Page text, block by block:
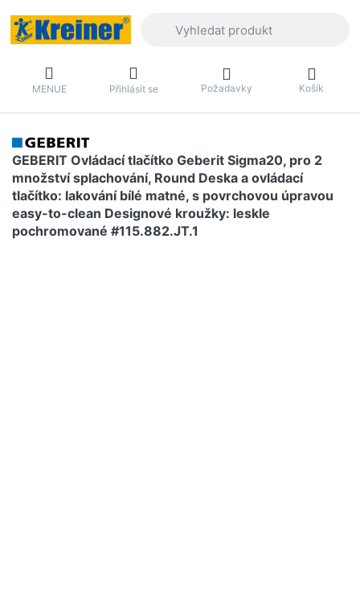
MENUE Přihlásit se Požadavky Košík
GEBERIT Ovládací tlačítko Geberit Sigma20, pro 2
množství splachování, Round Deska a ovládací
tlačítko: lakování bílé matné, s povrchovou úpravou
easy-to-clean Designové kroužky: leskle
pochromované #115.882.JT.1